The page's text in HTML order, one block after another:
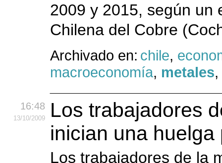
2009 y 2015, según un
Chilena del Cobre
Archivado en: chile,
macroeconomía, metales,
16:48
13/10/2009
Los trabajadores
inician una
Los trabajadores de la